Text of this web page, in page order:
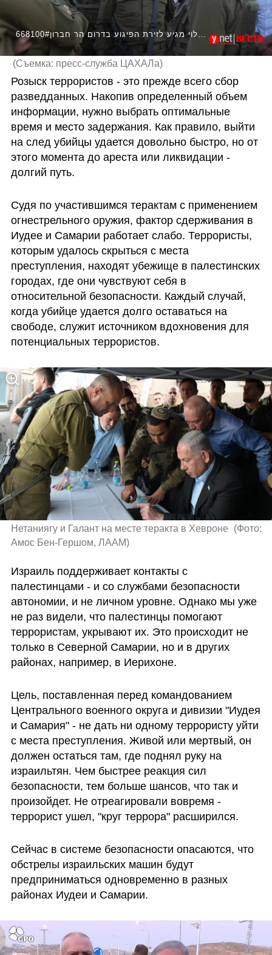
(Съемка: пресс-служба ЦАХАЛа)
Розыск террористов - это прежде всего сбор
разведданных. Накопив определенный объем
информации, нужно выбрать оптимальные
время и место задержания. Как правило, выйти
на след убийцы удается довольно быстро, но от
этого момента до ареста или ликвидации -
долгий путь.
Судя по участившимся терактам с применением
огнестрельного оружия, фактор сдерживания в
Иудее и Самарии работает слабо. Террористы,
которым удалось скрыться с места
преступления, находят убежище в палестинских
городах, где они чувствуют себя в
относительной безопасности. Каждый случай,
когда убийце удается долго оставаться на
свободе, служит источником вдохновения для
потенциальных террористов.
Нетаниягу и Галант на месте теракта в Хевроне (Фото:
Амос Бен-Гершом, ЛААМ)
Израиль поддерживает контакты с
палестинцами - и со службами безопасности
автономии, и не личном уровне. Однако мы уже
не раз видели, что палестинцы помогают
террористам, укрывают их. Это происходит не
только в Северной Самарии, но и в других
районах, например, в Иерихоне.
Цель, поставленная перед командованием
Центрального военного округа и дивизии "Иудея
и Самария" - не дать ни одному террористу уйти
с места преступления. Живой или мертвый, он
должен остаться там, где поднял руку на
израильтян. Чем быстрее реакция сил
безопасности, тем больше шансов, что так и
произойдет. Не отреагировали вовремя -
террорист ушел, "круг террора" расширился.
Сейчас в системе безопасности опасаются, что
обстрелы израильских машин будут
предприниматься одновременно в разных
районах Иудеи и Самарии.